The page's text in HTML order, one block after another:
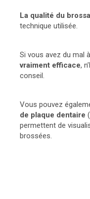
La qualité du
technique utilisée.
Si vous avez du mal
vraiment efficace,
conseil.
Vous pouvez
de plaque dentaire
permettent de
brossées.